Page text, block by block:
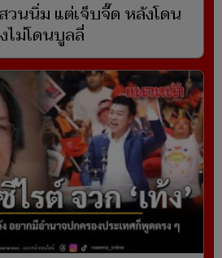
วนนิ่ม แต่เจ็บจี๊ด หลังโดน
ไม่โดนบูลลี่